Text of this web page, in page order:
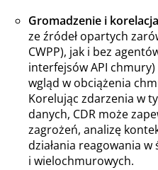
Gromadzenie i korelacja
ze źródeł opartych
CWPP), jak i bez
interfejsów API
wgląd w obciążenia
Korelując zdarzenia w
danych, CDR może
zagrożeń, analizę
działania reagowania
i wielochmurowych.